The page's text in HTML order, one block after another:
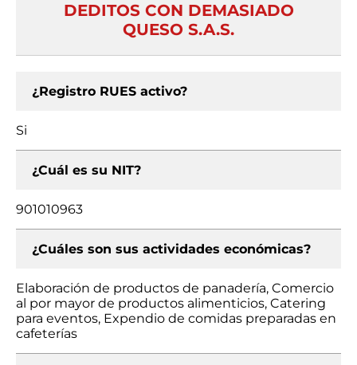
DEDITOS CON DEMASIADO
QUESO S.A.S.
¿Registro RUES activo?
Si
¿Cuál es su NIT?
901010963
¿Cuáles son sus actividades económicas?
Elaboración de productos de panadería, Comercio
al por mayor de productos alimenticios, Catering
para eventos, Expendio de comidas preparadas en
cafeterías